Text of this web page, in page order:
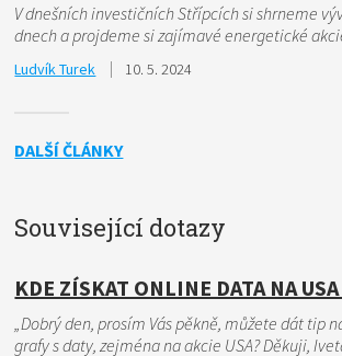
V dnešních investičních Střípcích si shrneme
dnech a projdeme si zajímavé energetické
Ludvík Turek 10. 5. 2024
DALŠÍ ČLÁNKY
Související dotazy
KDE ZÍSKAT ONLINE DATA NA
„Dobrý den, prosím Vás pěkně, můžete dát tip
grafy s daty, zejména na akcie USA? Děkuji,